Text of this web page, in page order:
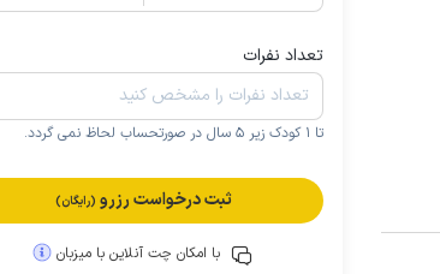
تعداد نفرات
تا 1 کودک زیر 5 سال در صورتحساب لحاظ نمی گردد.
ثبت درخواست رزرو (رایگان)
با امکان چت آنلاین با میزبان